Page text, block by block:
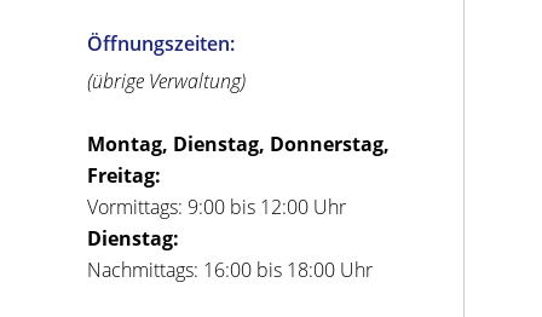
Öffnungszeiten:
(übrige Verwaltung)
Montag, Dienstag, Donnerstag,
Freitag:
Vormittags: 9:00 bis 12:00 Uhr
Dienstag:
Nachmittags: 16:00 bis 18:00 Uhr